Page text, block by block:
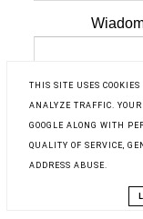
THIS SITE USES
ANALYZE TRAFFIC.
GOOGLE ALONG WITH
QUALITY OF SERVICE,
ADDRESS ABUSE.